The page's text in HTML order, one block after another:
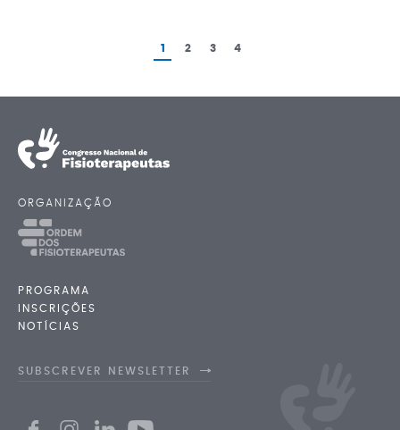
1 2 3 4
ORGANIZAÇÃO
PROGRAMA
INSCRIÇÕES
NOTÍCIAS
SUBSCREVER NEWSLETTER